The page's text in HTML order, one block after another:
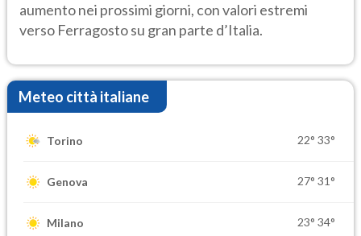
aumento nei prossimi giorni, con valori estremi
verso Ferragosto su gran parte d’Italia.
Meteo città italiane
Torino 22° 33°
Genova 27° 31°
Milano 23° 34°